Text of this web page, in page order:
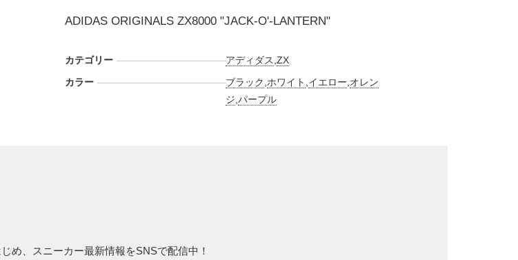
ADIDAS ORIGINALS ZX8000 "JACK-O'-LANTERN"
カテゴリー アディダス ZX
カラー
ブラック ホワイト イエロー オレン
ジ パープル
め、スニーカー最新情報をSNSで配信中！